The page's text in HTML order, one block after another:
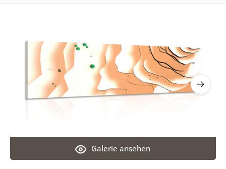
Galerie ansehen